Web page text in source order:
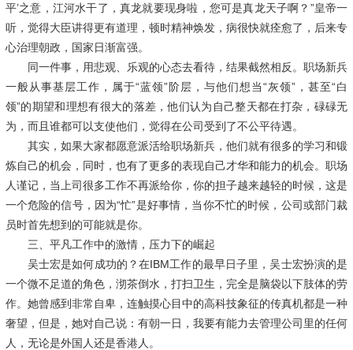
平’之意，江河水干了，真龙就要现身啦，您可是真龙天子啊？”皇帝一
听，觉得大臣讲得更有道理，顿时精神焕发，病很快就痊愈了，后来专
心治理朝政，国家日渐富强。
同一件事，用悲观、乐观的心态去看待，结果截然相反。职场新兵
一般从事基层工作，属于“蓝领”阶层，与他们想当“灰领”，甚至“白
领”的期望和理想有很大的落差，他们认为自己整天都在打杂，碌碌无
为，而且谁都可以支使他们，觉得在公司受到了不公平待遇。
其实，如果大家都愿意派活给职场新兵，他们就有很多的学习和锻
炼自己的机会，同时，也有了更多的表现自己才华和能力的机会。职场
人谨记，当上司很多工作不再派给你，你的担子越来越轻的时候，这是
一个危险的信号，因为“忙”是好事情，当你不忙的时候，公司或部门裁
员时首先想到的可能就是你。
三、平凡工作中的激情，压力下的崛起
吴士宏是如何成功的？在IBM工作的最早日子里，吴士宏扮演的是
一个微不足道的角色，沏茶倒水，打扫卫生，完全是脑袋以下肢体的劳
作。她曾感到非常自卑，连触摸心目中的高科技象征的传真机都是一种
奢望，但是，她对自己说：有朝一日，我要有能力去管理公司里的任何
人，无论是外国人还是香港人。